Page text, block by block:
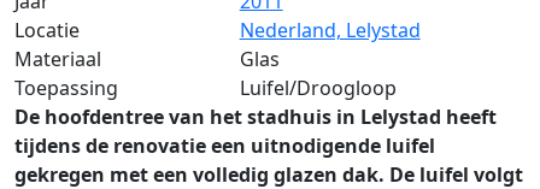
Locatie
Nederland, Lelystad
Materiaal
Glas
Toepassing
Luifel/Droogloop
De hoofdentree van het stadhuis in Lelystad heeft
tijdens de renovatie een uitnodigende luifel
gekregen met een volledig glazen dak. De luifel volgt